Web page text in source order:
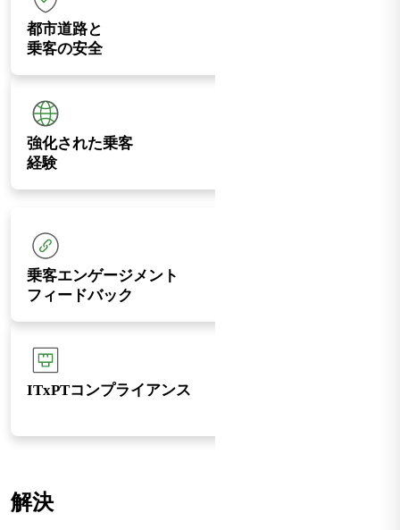
都市道路と
乗客の安全
強化された乗客
経験
乗客エンゲージメント
フィードバック
ITxPTコンプライアンス
解決